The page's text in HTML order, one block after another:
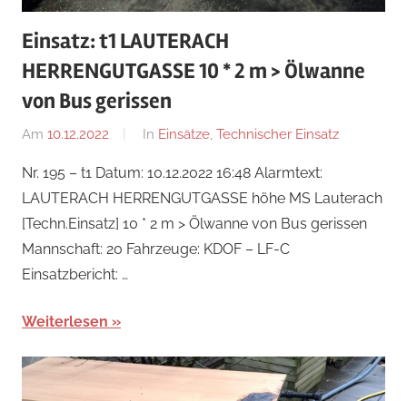
Einsatz: t1 LAUTERACH
HERRENGUTGASSE 10 * 2 m > Ölwanne
von Bus gerissen
Am 10.12.2022
Von
Steiner
In Einsätze, Technischer Einsatz
Nr. 195 – t1 Datum: 10.12.2022 16:48 Alarmtext:
LAUTERACH HERRENGUTGASSE höhe MS Lauterach
[Techn.Einsatz] 10 * 2 m > Ölwanne von Bus gerissen
Mannschaft: 20 Fahrzeuge: KDOF – LF-C
Einsatzbericht: …
Weiterlesen